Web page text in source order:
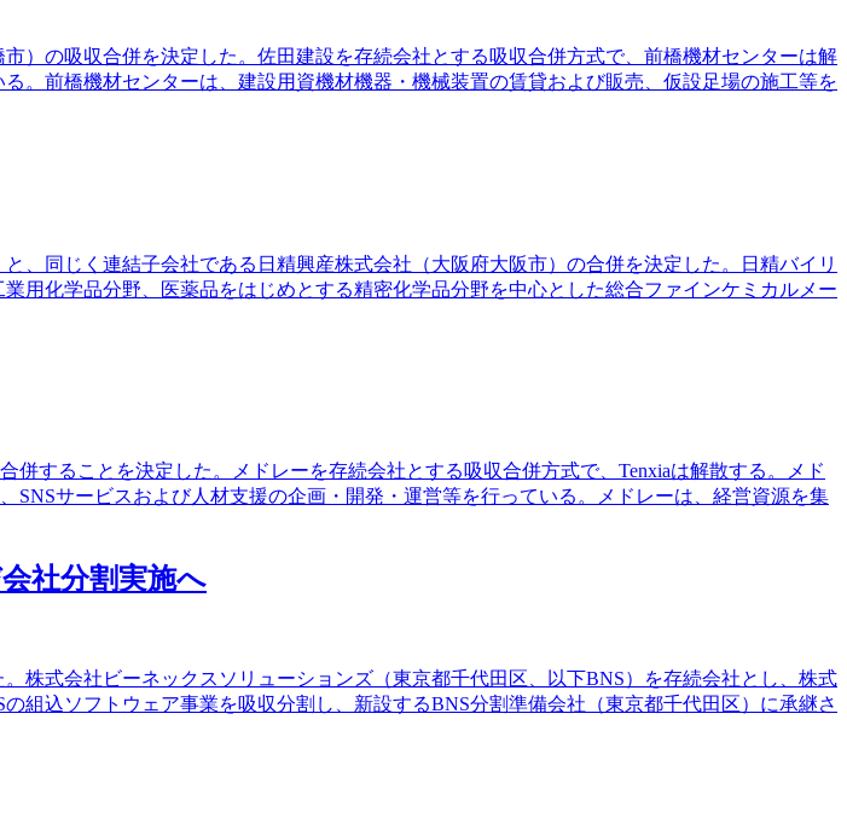
）の吸収合併を決定した。佐田建設を存続会社とする吸収合併方式で、前橋機材センターは解
。前橋機材センターは、建設用資機材機器・機械装置の賃貸および販売、仮設足場の施工等を
、同じく連結子会社である日精興産株式会社（大阪府大阪市）の合併を決定した。日精バイリ
用化学品分野、医薬品をはじめとする精密化学品分野を中心とした総合ファインケミカルメー
することを決定した。メドレーを存続会社とする吸収合併方式で、Tenxiaは解散する。メド
サービスおよび人材支援の企画・開発・運営等を行っている。メドレーは、経営資源を集
社分割実施へ
株式会社ビーネックスソリューションズ（東京都千代田区、以下BNS）を存続会社とし、株式
組込ソフトウェア事業を吸収分割し、新設するBNS分割準備会社（東京都千代田区）に承継さ